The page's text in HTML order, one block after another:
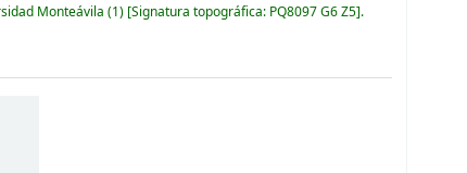
Monteávila (1) Signatura topográfica: PQ8097 G6 Z5 .